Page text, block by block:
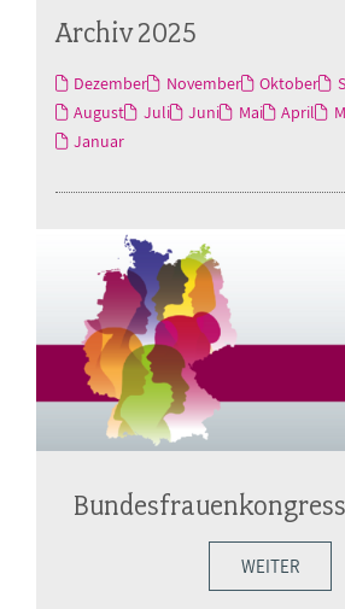
Archiv 2025
Dezember November Oktober
August
Juli Juni Mai April
Januar
WEITER